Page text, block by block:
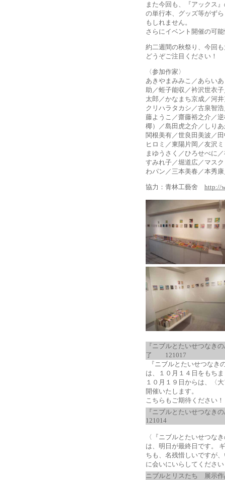
また今回も、『アックス
の単行本、グッズ等がず
もしれません。
さらにイベント開催の可
約二週間の秋祭り、今回
どうぞご注目ください！
〈参加作家〉
あきやまみみこ／あらい
助／蛭子能収／衿沢世衣
太郎／かなまち京成／河
クリハラタカシ／古泉智
藤ようこ／齋藤裕之介／
椰）／島田虎之介／しり
関根美有／世良田美波／
ヒロミ／東陽片岡／友沢
まゆうさく／ひろせべに
すみれ子／堀道広／マス
わパン／三本美春／本秀
協力：青林工藝舍 http://
『ニブルとたいせつなき
了
121017
『ニブルとたいせつな
は、１０月１４日をもち
１０月１９日からは、〈
開催いたします。
こちらもご期待ください！
『ニブルとたいせつなき
121014
〈『ニブルとたいせつな
は、明日が最終日です。
ちも、名残惜しいですが
に会いにいらしてくださ
ニブルとリスたち 展示作